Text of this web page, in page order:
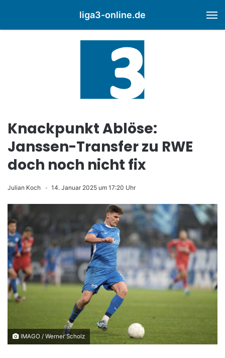
liga3-online.de
Knackpunkt Ablöse:
Janssen-Transfer zu RWE
doch noch nicht fix
Julian Koch 14. Januar 2025 um 17:20 Uhr
IMAGO / Werner Scholz